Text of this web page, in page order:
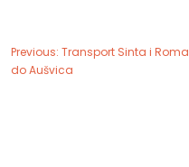
Previous: Transport Sinta i Roma
do Aušvica